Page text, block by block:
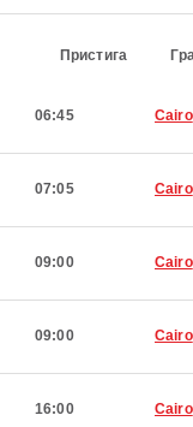
Пристига
06:45 Cairo
07:05 Cairo
09:00 Cairo
09:00 Cairo
16:00 Cairo